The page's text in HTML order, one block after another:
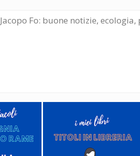
Jacopo Fo: buone notizie,